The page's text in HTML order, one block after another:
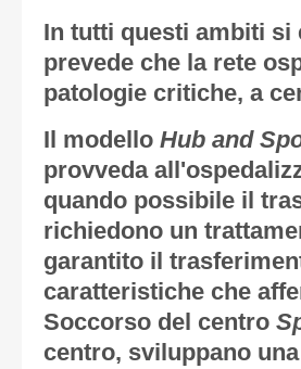
In tutti questi ambiti
prevede che la rete
patologie critiche, a
Il modello Hub and
provveda
quando possibile il
richiedono un
garantito il
caratteristiche che
Soccorso del centro
centro, sviluppano